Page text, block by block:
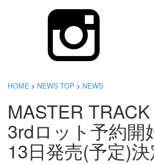
HOME > NEWS TOP > NEWS
MASTER
3rdロット予約開
13日発売(予定)